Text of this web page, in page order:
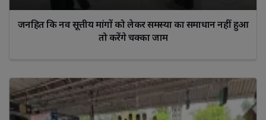
जनहित कि नव सूत्तीय मांगों को लेकर समस्या का समाधान नहीं हुआ
तो करेंगे चक्का जाम